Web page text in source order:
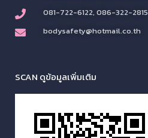
081-722-6122, 086-322-2815
bodysafety@hotmail.co.th
SCAN ดูข้อมูลเพิ่มเติม